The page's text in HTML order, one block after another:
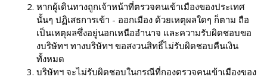
หากผู้เดินทางถูกเจ้าหน้าที่ตรวจคนเข้าเมืองของประเทศ
นั้นๆ ปฏิเสธการเข้า - ออกเมือง ด้วยเหตุผลใดๆ ก็ตาม ถือ
เป็นเหตุผลซึ่งอยู่นอกเหนืออำนาจ และความรับผิดชอบขอ
งบริษัทฯ ทางบริษัทฯ ขอสงวนสิทธิ์ไม่รับผิดชอบคืนเงิน
ทั้งหมด
บริษัทฯ จะไม่รับผิดชอบในกรณีที่กองตรวจคนเข้าเมืองของ